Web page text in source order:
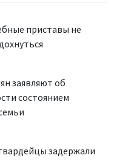
приставы не
заявляют об
состоянием
задержали